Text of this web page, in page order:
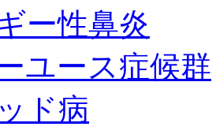
ー性鼻炎
ユース症候群
ド病